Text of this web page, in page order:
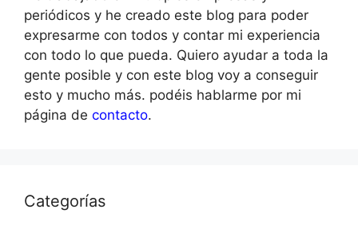
periódicos y he creado este blog para poder
expresarme con todos y contar mi experiencia
con todo lo que pueda. Quiero ayudar a toda la
gente posible y con este blog voy a conseguir
esto y mucho más. podéis hablarme por mi
página de contacto.
Categorías